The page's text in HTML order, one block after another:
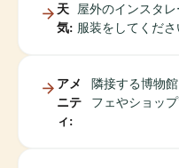
天
気:
屋外のインスタ
服装をしてくださ
アメ
ニテ
ィ:
隣接する博物
フェやショッ